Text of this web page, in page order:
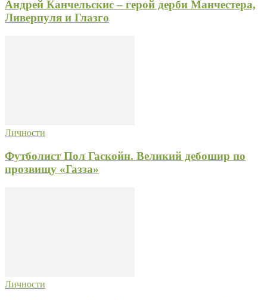
Андрей Канчельскис – герой дерби Манчестера,
Ливерпуля и Глазго
Личности
Футболист Пол Гаскойн. Великий дебошир по
прозвищу «Газза»
Личности